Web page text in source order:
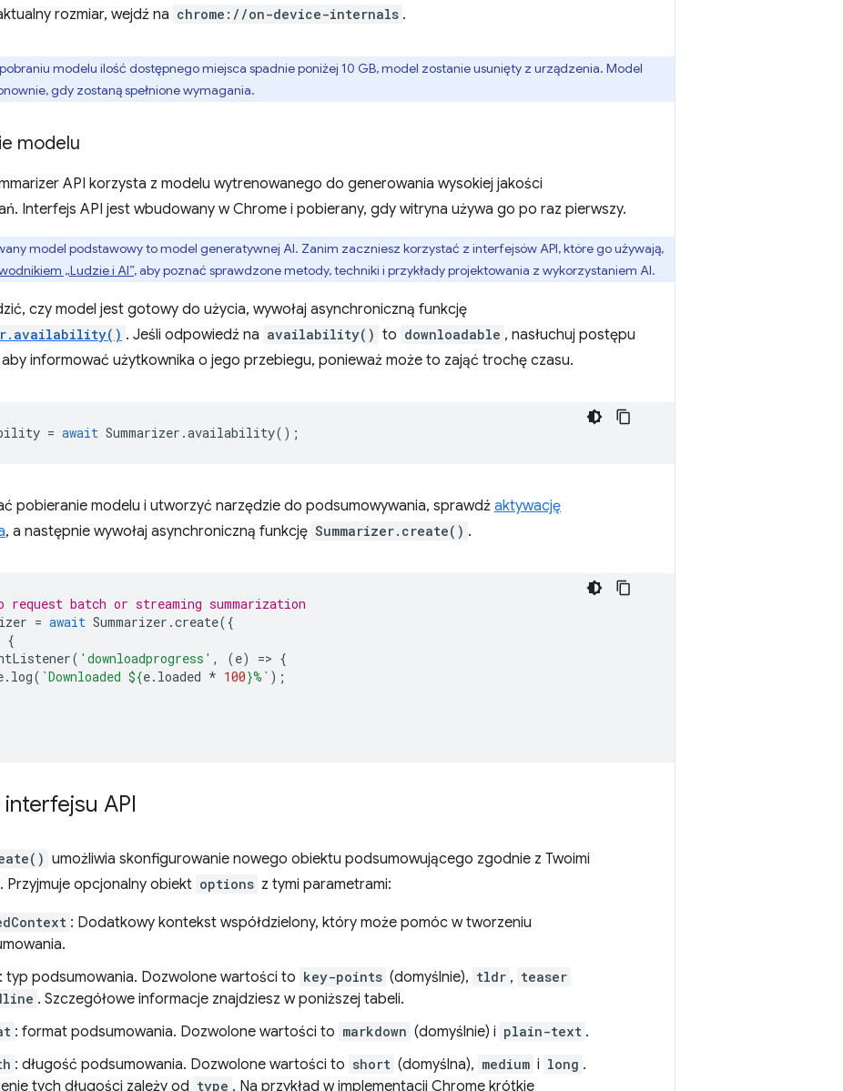
rozmiar, wejdź na chrome://on-device-internals .
modelu ilość dostępnego miejsca spadnie poniżej 10 GB, model zostanie usunięty z urządzenia. Model
gdy zostaną spełnione wymagania.
modelu
API korzysta z modelu wytrenowanego do generowania wysokiej jakości
Interfejs API jest wbudowany w Chrome i pobierany, gdy witryna używa go po raz pierwszy.
model podstawowy to model generatywnej AI. Zanim zaczniesz korzystać z interfejsów API, które go używają,
„Ludzie i AI”, aby poznać sprawdzone metody, techniki i przykłady projektowania z wykorzystaniem AI.
czy model jest gotowy do użycia, wywołaj asynchroniczną funkcję
. Jeśli odpowiedź na availability() to downloadable , nasłuchuj postępu
informować użytkownika o jego przebiegu, ponieważ może to zająć trochę czasu.
= await Summarizer .availability();
pobieranie modelu i utworzyć narzędzie do podsumowywania, sprawdź aktywację
, a następnie wywołaj asynchroniczną funkcję Summarizer.create() .
request batch or streaming summarization
= await Summarizer .create({
{
( 'downloadprogress' , (e) => {
. log( `Downloaded ${e. loaded * 100}%` );
interfejsu API
umożliwia skonfigurowanie nowego obiektu podsumowującego zgodnie z Twoimi
Przyjmuje opcjonalny obiekt options z tymi parametrami:
: Dodatkowy kontekst współdzielony, który może pomóc w tworzeniu
: typ podsumowania. Dozwolone wartości to key-points (domyślnie), tldr , teaser
. Szczegółowe informacje znajdziesz w poniższej tabeli.
: format podsumowania. Dozwolone wartości to markdown (domyślnie) i plain-text .
: długość podsumowania. Dozwolone wartości to short (domyślna), medium i long .
tych długości zależy od type . Na przykład w implementacji Chrome krótkie